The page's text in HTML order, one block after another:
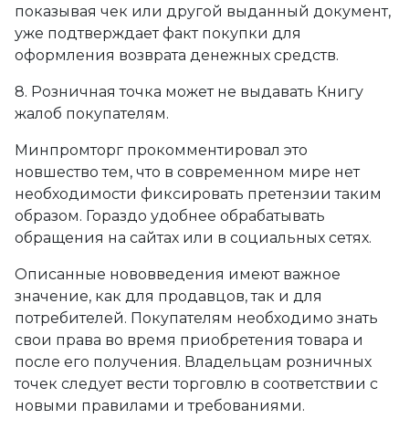
показывая чек или другой выданный документ,
уже подтверждает факт покупки для
оформления возврата денежных средств.
8. Розничная точка может не выдавать Книгу
жалоб покупателям.
Минпромторг прокомментировал это
новшество тем, что в современном мире нет
необходимости фиксировать претензии таким
образом. Гораздо удобнее обрабатывать
обращения на сайтах или в социальных сетях.
Описанные нововведения имеют важное
значение, как для продавцов, так и для
потребителей. Покупателям необходимо знать
свои права во время приобретения товара и
после его получения. Владельцам розничных
точек следует вести торговлю в соответствии с
новыми правилами и требованиями.